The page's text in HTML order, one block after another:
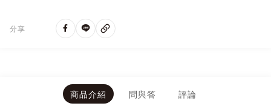
分享
商品介紹 問與答 評論